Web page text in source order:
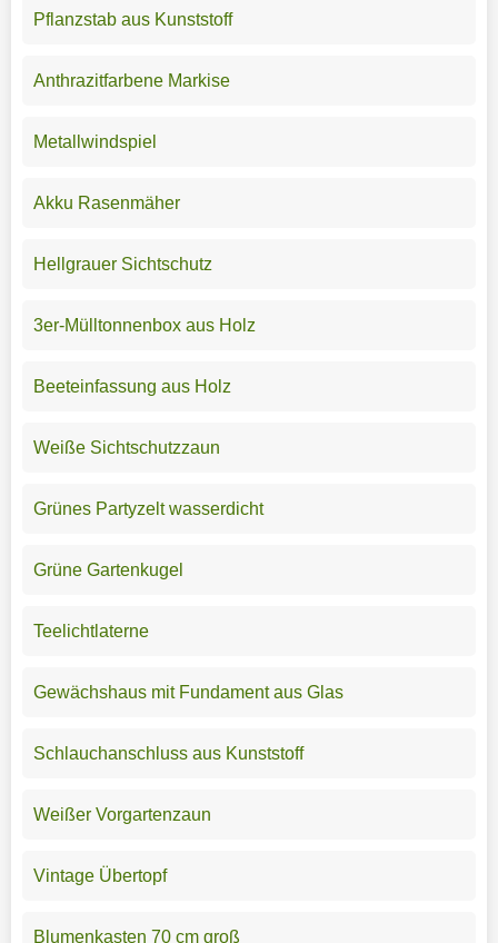
Pflanzstab aus Kunststoff
Anthrazitfarbene Markise
Metallwindspiel
Akku Rasenmäher
Hellgrauer Sichtschutz
3er-Mülltonnenbox aus Holz
Beeteinfassung aus Holz
Weiße Sichtschutzzaun
Grünes Partyzelt wasserdicht
Grüne Gartenkugel
Teelichtlaterne
Gewächshaus mit Fundament aus Glas
Schlauchanschluss aus Kunststoff
Weißer Vorgartenzaun
Vintage Übertopf
Blumenkasten 70 cm groß